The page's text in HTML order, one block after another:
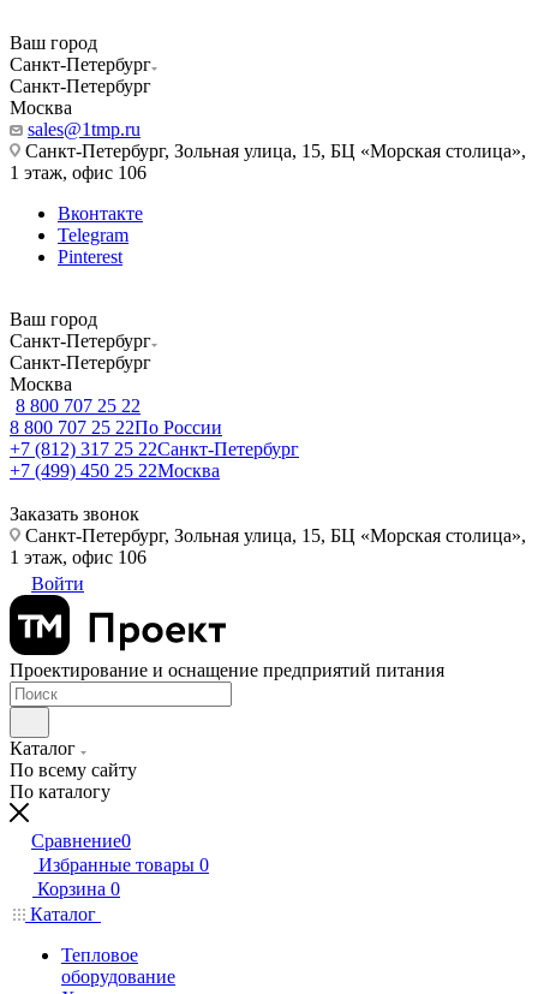
Ваш город
Санкт-Петербург
Санкт-Петербург
Москва
sales@1tmp.ru
Санкт-Петербург, Зольная улица, 15, БЦ «Морская столица»,
1 этаж, офис 106
Вконтакте
Telegram
Pinterest
Ваш город
Санкт-Петербург
Санкт-Петербург
Москва
8 800 707 25 22
8 800 707 25 22По России
+7 (812) 317 25 22Санкт-Петербург
+7 (499) 450 25 22Москва
Заказать звонок
Санкт-Петербург, Зольная улица, 15, БЦ «Морская столица»,
1 этаж, офис 106
Войти
Проектирование и оснащение предприятий питания
Каталог
По всему сайту
По каталогу
Сравнение0
Избранные товары 0
Корзина 0
Каталог
Тепловое
оборудование